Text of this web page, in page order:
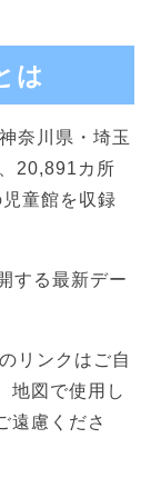
は
奈川県・埼玉
20,891カ所
童館を収録
する最新デー
リンクはご自
地図で使用し
遠慮くださ